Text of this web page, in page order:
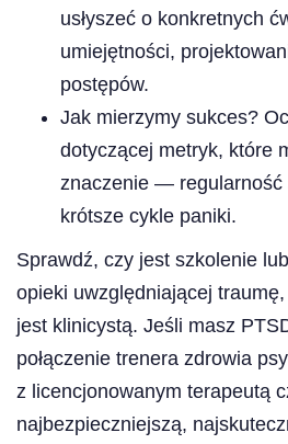
usłyszeć o konkretnych
umiejętności,
postępów.
Jak mierzymy sukces?
dotyczącej metryk, które
znaczenie — regularność
krótsze cykle paniki.
Sprawdź, czy jest szkolenie
opieki uwzględniającej
jest klinicystą. Jeśli masz
połączenie trenera zdrowia
z licencjonowanym terapeutą
najbezpieczniejszą,